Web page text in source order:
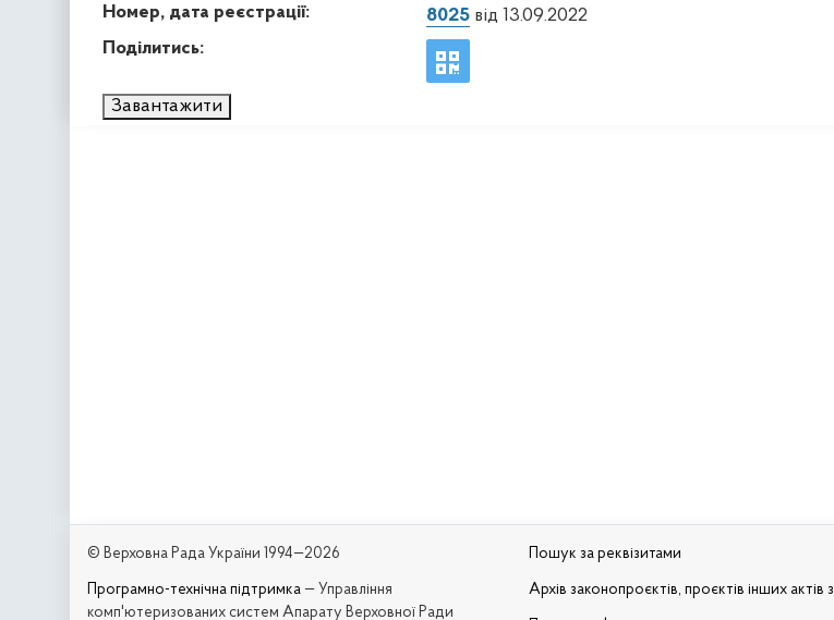
Номер, дата реєстрації:
8025від 13.09.2022
Поділитись:
Завантажити
© Верховна Рада України 1994—2026
Програмно-технічна підтримка — Управління
комп'ютеризованих систем Апарату Верховної Ради
Пошук за реквізитами
Архів законопроєктів, проєктів інших актів